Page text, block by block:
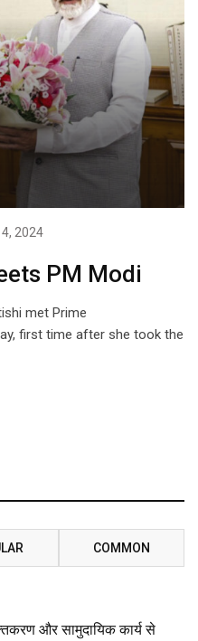
2024
PM Modi
met Prime
first time after she took the
COMMON
और सामुदायिक कार्य से